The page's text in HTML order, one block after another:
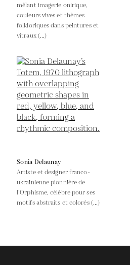
mêlant imagerie onirique,
couleurs vives et thèmes
folkloriques dans peintures et
vitraux (...)
Sonia Delaunay
Artiste et designer franco-
ukrainienne pionnière de
l’Orphisme, célèbre pour ses
motifs abstraits et colorés (...)